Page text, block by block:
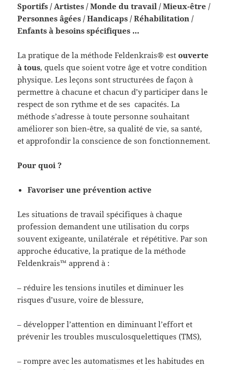
Sportifs / Artistes / Monde du travail / Mieux-être /
Personnes âgées / Handicaps / Réhabilitation /
Enfants à besoins spécifiques …
La pratique de la méthode Feldenkrais® estouverte
à tous, quels que soient votre âge et votre condition
physique. Les leçons sont structurées de façon à
permettre à chacune et chacun d’y participer dans le
respect de son rythme et de ses capacités. La
méthode s’adresse à toute personne souhaitant
améliorer son bien-être, sa qualité de vie, sa santé,
et approfondir la conscience de son fonctionnement.
Pour quoi ?
Favoriser une prévention active
Les situations de travail spécifiques à chaque
profession demandent une utilisation du corps
souvent exigeante, unilatérale et répétitive. Par son
approche éducative, la pratique de la méthode
Feldenkrais™ apprend à :
– réduire les tensions inutiles et diminuer les
risques d’usure, voire de blessure,
– développer l’attention en diminuant l’effort et
prévenir les troubles musculosquelettiques (TMS),
– rompre avec les automatismes et les habitudes en